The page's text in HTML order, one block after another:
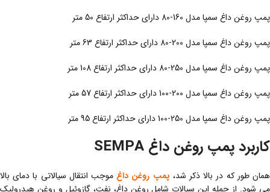
پمپ روغن داغ سمپا مدل 160-80 دارای حداکثر ارتفاع 50 متر
پمپ روغن داغ سمپا مدل 200-80 دارای حداکثر ارتفاع 63 متر
پمپ روغن داغ سمپا مدل 250-80 دارای حداکثر ارتفاع 108 متر
پمپ روغن داغ سمپا مدل 200-100 دارای حداکثر ارتفاع 57 متر
پمپ روغن داغ سمپا مدل 250-100 دارای حداکثر ارتفاع 95 متر
کاربرد پمپ روغن داغ SEMPA
همان طور که در بالا ذکر شد، پمپ روغن داغ موجب انتقال سیالاتی با دمای بالا
می شود. از جمله این سیالات شامل روغن داغ، نفت، گازوئیل و روغن هیدرولیک